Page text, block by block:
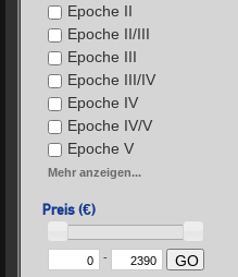
Epoche II
Epoche II/III
Epoche III
Epoche III/IV
Epoche IV
Epoche IV/V
Epoche V
Mehr anzeigen...
Preis (€)
- GO